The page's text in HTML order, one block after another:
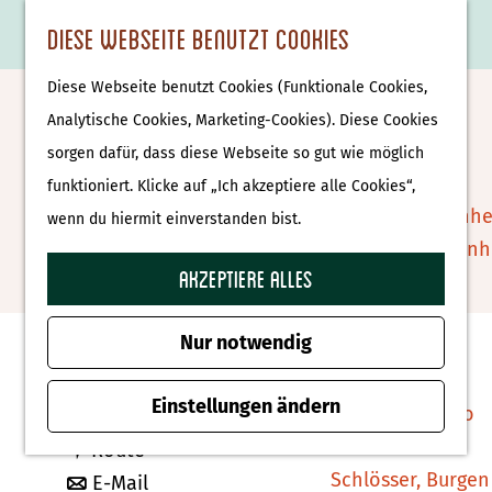
Diese Webseite benutzt Cookies
Diese Webseite benutzt Cookies (Funktionale Cookies,
Analytische Cookies, Marketing-Cookies). Diese Cookies
sorgen dafür, dass diese Webseite so gut wie möglich
funktioniert. Klicke auf „Ich akzeptiere alle Cookies“,
wenn du hiermit einverstanden bist.
Akzeptiere alles
Nur notwendig
Einstellungen ändern
G
F
v
o
r
i
t
K
r
t
e
S
c
h
e
n
e
n
ü
Attraktionen &
Museen
Museen
Tierparks
Affenpark
Burgers' Zoo
Harderwijk
Wellness
Therme Bussloo
Schlösser, Burgen
c
De Haeghehorst
Zu Favoriten hinzufügenZu Favoriten
Kontakt
3852 AM Ermelo
Route planenb
i
Routeb
i
E-Mailb